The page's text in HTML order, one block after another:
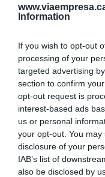
Information
If you wish to opt-out
processing of your
targeted advertising
section to confirm
opt-out request is
interest-based ads
us or personal
your opt-out. You
disclosure of your
IAB’s list of
also be disclosed by
Atreure els
la porta esperant
millora constant
monuments...;
tecnològiques; i
directament els
veritables
dels turistes de el
salvat la casa,